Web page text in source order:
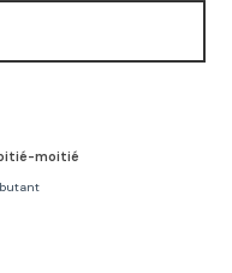
moitié